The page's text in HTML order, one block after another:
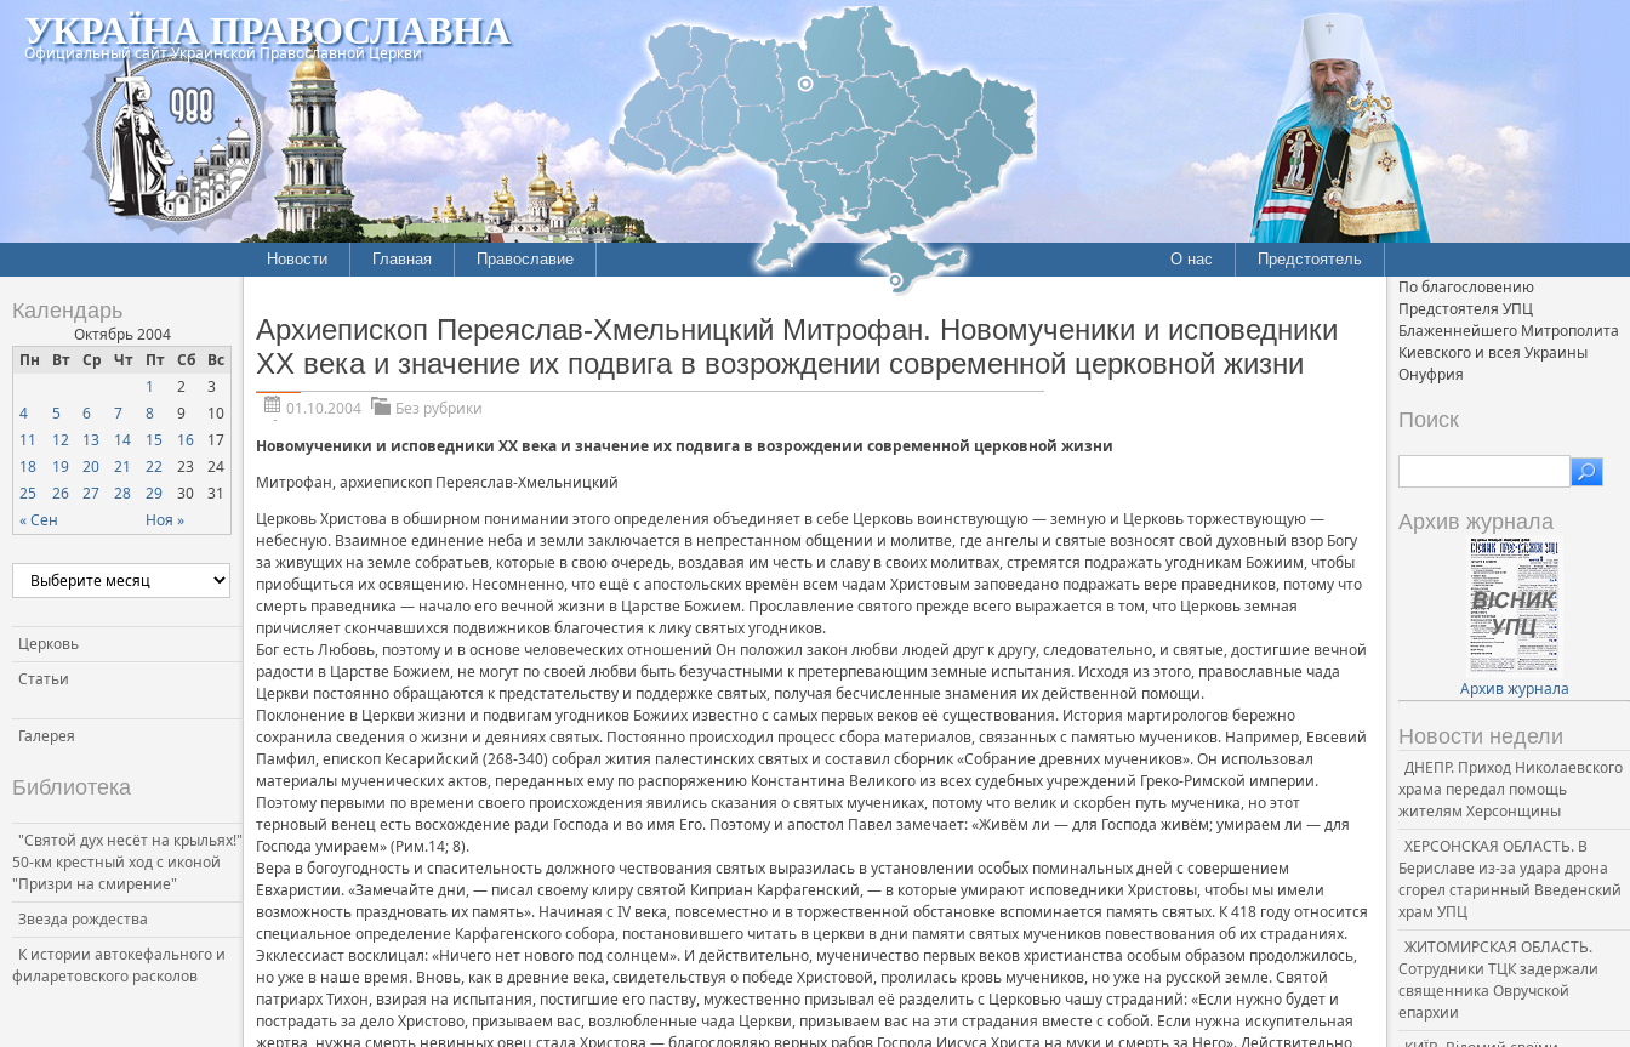
УКРАЇНА ПРАВОСЛАВНА
Официальный сайт Украинской Православной Церкви
Новости Главная Православие О нас Предстоятель
Календарь
Октябрь 2004
Пн
Вт Ср Чт Пт Сб Вс
« Сен Ноя »
1 2
3
4
5 6 7 8 9
10
11
12 13 14 15 16
17
18
19 20 21 22 23
24
25
26 27 28 29 30 31
Церковь
Статьи
Галерея
Библиотека
"Святой дух несёт на крыльях!"
50-км крестный ход с иконой
"Призри на смирение"
Звезда рождества
К истории автокефального и
филаретовского расколов
Архиепископ Переяслав-Хмельницкий Митрофан. Новомученики и исповедники
ХХ века и значение их подвига в возрождении современной церковной жизни
01.10.2004
Без рубрики
Новомученики и исповедники ХХ века и значение их подвига в возрождении современной церковной жизни
Митрофан, архиепископ Переяслав-Хмельницкий
Церковь Христова в обширном понимании этого определения объединяет в себе Церковь воинствующую — земную и Церковь торжествующую —
небесную. Взаимное единение неба и земли заключается в непрестанном общении и молитве, где ангелы и святые возносят свой духовный взор Богу
за живущих на земле собратьев, которые в свою очередь, воздавая им честь и славу в своих молитвах, стремятся подражать угодникам Божиим, чтобы
приобщиться их освящению. Несомненно, что ещё с апостольских времён всем чадам Христовым заповедано подражать вере праведников, потому что
смерть праведника — начало его вечной жизни в Царстве Божием. Прославление святого прежде всего выражается в том, что Церковь земная
причисляет скончавшихся подвижников благочестия к лику святых угодников.
Бог есть Любовь, поэтому и в основе человеческих отношений Он положил закон любви людей друг к другу, следовательно, и святые, достигшие вечной
радости в Царстве Божием, не могут по своей любви быть безучастными к претерпевающим земные испытания. Исходя из этого, православные чада
Церкви постоянно обращаются к предстательству и поддержке святых, получая бесчисленные знамения их действенной помощи.
Поклонение в Церкви жизни и подвигам угодников Божиих известно с самых первых веков её существования. История мартирологов бережно
сохранила сведения о жизни и деяниях святых. Постоянно происходил процесс сбора материалов, связанных с памятью мучеников. Например, Евсевий
Памфил, епископ Кесарийский (268-340) собрал жития палестинских святых и составил сборник «Собрание древних мучеников». Он использовал
материалы мученических актов, переданных ему по распоряжению Константина Великого из всех судебных учреждений Греко-Римской империи.
Поэтому первыми по времени своего происхождения явились сказания о святых мучениках, потому что велик и скорбен путь мученика, но этот
терновый венец есть восхождение ради Господа и во имя Его. Поэтому и апостол Павел замечает: «Живём ли — для Господа живём; умираем ли — для
Господа умираем» (Рим.14; 8).
Вера в богоугодность и спасительность должного чествования святых выразилась в установлении особых поминальных дней с совершением
Евхаристии. «Замечайте дни, — писал своему клиру святой Киприан Карфагенский, — в которые умирают исповедники Христовы, чтобы мы имели
возможность праздновать их память». Начиная с ІV века, повсеместно и в торжественной обстановке вспоминается память святых. К 418 году относится
специальное определение Карфагенского собора, постановившего читать в церкви в дни памяти святых мучеников повествования об их страданиях.
Экклессиаст восклицал: «Ничего нет нового под солнцем». И действительно, мученичество первых веков христианства особым образом продолжилось,
но уже в наше время. Вновь, как в древние века, свидетельствуя о победе Христовой, пролилась кровь мучеников, но уже на русской земле. Святой
патриарх Тихон, взирая на испытания, постигшие его паству, мужественно призывал её разделить с Церковью чашу страданий: «Если нужно будет и
пострадать за дело Христово, призываем вас, возлюбленные чада Церкви, призываем вас на эти страдания вместе с собой. Если нужна искупительная
жертва, нужна смерть невинных овец стада Христова — благословляю верных рабов Господа Иисуса Христа на муки и смерть за Него». Действительно,
По благословению
Предстоятеля УПЦ
Блаженнейшего Митрополита
Киевского и всея Украины
Онуфрия
Поиск
Архив журнала
Архив журнала
Новости недели
ДНЕПР. Приход Николаевского
храма передал помощь
жителям Херсонщины
ХЕРСОНСКАЯ ОБЛАСТЬ. В
Бериславе из-за удара дрона
сгорел старинный Введенский
храм УПЦ
ЖИТОМИРСКАЯ ОБЛАСТЬ.
Сотрудники ТЦК задержали
священника Овручской
епархии